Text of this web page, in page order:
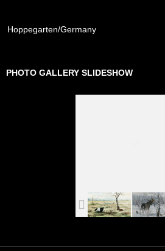
Hoppegarten/Germany
PHOTO GALLERY SLIDESHOW